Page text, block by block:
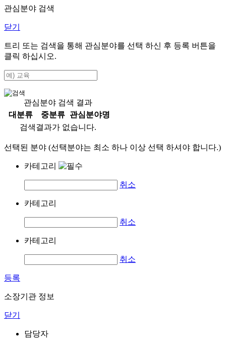
관심분야 검색
닫기
트리 또는 검색을 통해 관심분야를 선택 하신 후 등록 버튼을
클릭 하십시오.
관심분야 검색 결과
대분류
중분류
관심분야명
검색결과가 없습니다.
선택된 분야 (선택분야는 최소 하나 이상 선택 하셔야 합니다.)
카테고리
취소
카테고리
취소
카테고리
취소
등록
소장기관 정보
닫기
담당자